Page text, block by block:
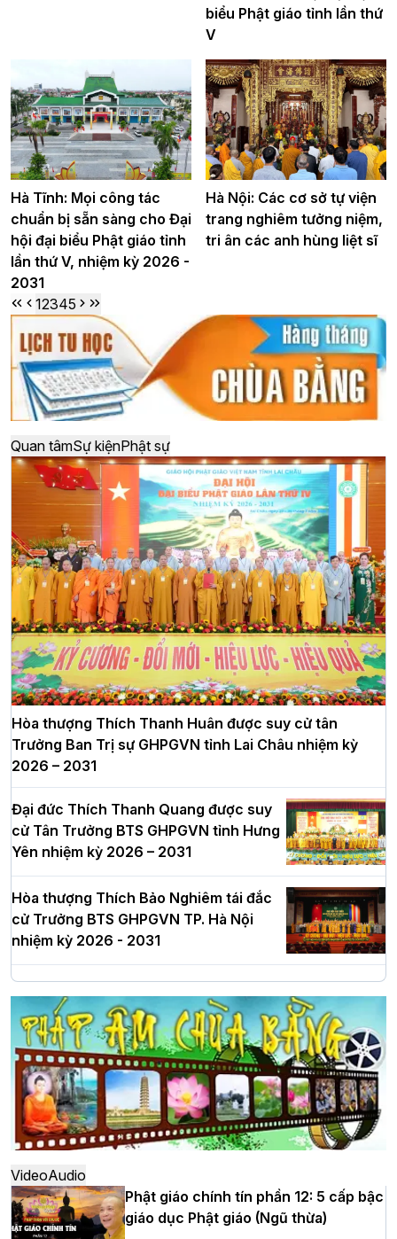
biểu Phật giáo tỉnh lần thứ
V
Hà Tĩnh: Mọi công tác
chuẩn bị sẵn sàng cho Đại
hội đại biểu Phật giáo tỉnh
lần thứ V, nhiệm kỳ 2026 -
2031
Hà Nội: Các cơ sở tự viện
trang nghiêm tưởng niệm,
tri ân các anh hùng liệt sĩ
12345
Quan tâmSự kiệnPhật sự
Hòa thượng Thích Thanh Huân được suy cử tân
Trưởng Ban Trị sự GHPGVN tỉnh Lai Châu nhiệm kỳ
2026 – 2031
Đại đức Thích Thanh Quang được suy
cử Tân Trưởng BTS GHPGVN tỉnh Hưng
Yên nhiệm kỳ 2026 – 2031
Hòa thượng Thích Bảo Nghiêm tái đắc
cử Trưởng BTS GHPGVN TP. Hà Nội
nhiệm kỳ 2026 - 2031
Hà Nội: Long trọng lễ khởi công xây
dựng Trung tâm văn hóa Phật giáo Thủ
đô
Hà Nội: Ngày tu học cuối cùng khép lại
khóa sinh hoạt Phật pháp mùa hè lần
thứ XIV tại chùa Bằng
Học yêu thương trong ngày tu tập thứ
VideoAudio
Phật giáo chính tín phần 12: 5 cấp bậc
giáo dục Phật giáo (Ngũ thừa)